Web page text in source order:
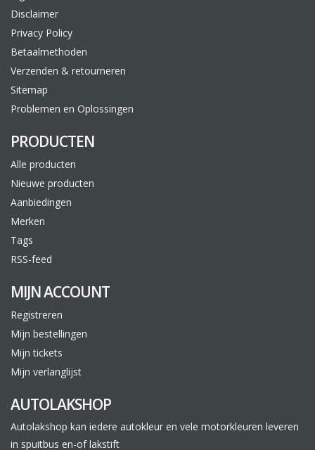
Disclaimer
Privacy Policy
Betaalmethoden
Verzenden & retourneren
Sitemap
Problemen en Oplossingen
PRODUCTEN
Alle producten
Nieuwe producten
Aanbiedingen
Merken
Tags
RSS-feed
MIJN ACCOUNT
Registreren
Mijn bestellingen
Mijn tickets
Mijn verlanglijst
AUTOLAKSHOP
Autolakshop kan iedere autokleur en vele motorkleuren leveren
in spuitbus en-of lakstift